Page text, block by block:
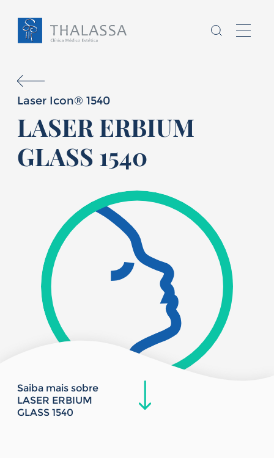
Chamo-me
, sou
Homem Mulher
tenho anos
Laser Icon® 1540
LASER ERBIUM
GLASS 1540
Saiba mais sobre
LASER ERBIUM
GLASS 1540